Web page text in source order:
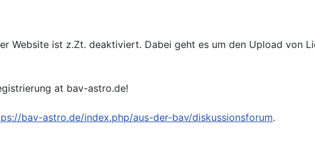
Website ist z.Zt. deaktiviert. Dabei geht es um den Upload von
at bav-astro.de!
bav-astro.de/index.php/aus-der-bav/diskussionsforum.